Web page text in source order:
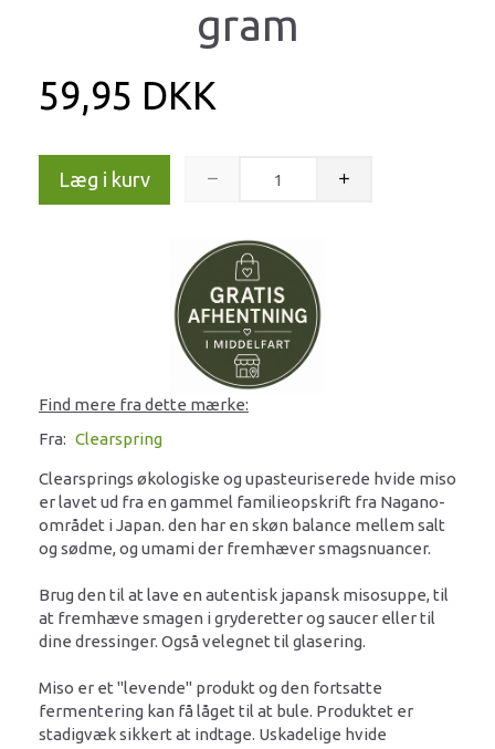
gram
59,95 DKK
Læg i kurv
Find mere fra dette mærke:
Fra: Clearspring
Clearsprings økologiske og upasteuriserede hvide miso
er lavet ud fra en gammel familieopskrift fra Nagano-
området i Japan. den har en skøn balance mellem salt
og sødme, og umami der fremhæver smagsnuancer.
Brug den til at lave en autentisk japansk misosuppe, til
at fremhæve smagen i gryderetter og saucer eller til
dine dressinger. Også velegnet til glasering.
Miso er et "levende" produkt og den fortsatte
fermentering kan få låget til at bule. Produktet er
stadigvæk sikkert at indtage. Uskadelige hvide